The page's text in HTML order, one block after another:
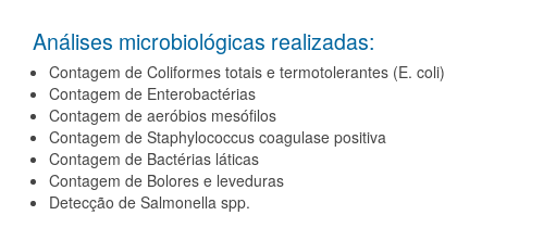
Análises microbiológicas realizadas:
Contagem de Coliformes totais e termotolerantes (E. coli)
Contagem de Enterobactérias
Contagem de aeróbios mesófilos
Contagem de Staphylococcus coagulase positiva
Contagem de Bactérias láticas
Contagem de Bolores e leveduras
Detecção de Salmonella spp.